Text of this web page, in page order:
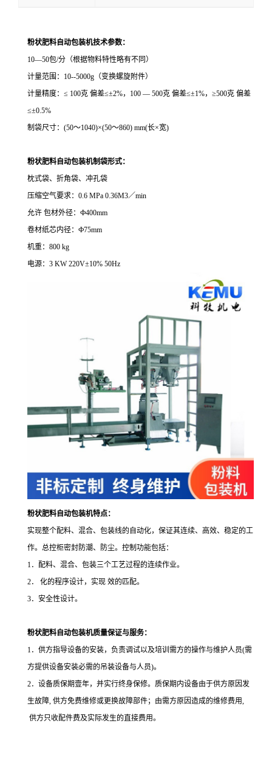
粉状肥料自动包装机技术参数：
10—50包/分（根据物料特性略有不同）
计量范围： 10--5000g （变换螺旋附件）
计量精度： ≤ 100克 偏差≤±2%， 100 — 500克 偏差≤±1%，≥500克 偏差
≤±0.5%
制袋尺寸： (50～1040)×(50～860) mm(长×宽)
粉状肥料自动包装机制袋形式：
枕式袋、折角袋、冲孔袋
压缩空气要求： 0.6 MPa 0.36M3／min
允许 包材外径： Ф400mm
卷材纸芯内径： Ф75mm
机重： 800 kg
电源： 3 KW 220V±10% 50Hz
粉状肥料自动包装机特点：
实现整个配料、混合、包装线的自动化，保证其连续、高效、稳定的工
作。总控柜密封防潮、防尘。控制功能包括：
1．配料、混合、包装三个工艺过程的连续作业。
2． 化的程序设计，实现 效的匹配。
3．安全性设计。
粉状肥料自动包装机质量保证与服务：
1．供方指导设备的安装，负责调试以及培训需方的操作与维护人员(需
方提供设备安装必需的吊装设备与人员)。
2．设备质保期壹年，并实行终身保修。质保期内设备由于供方原因发
生故障, 供方免费维修或更换故障部件；由需方原因造成的维修费用,
供方只收配件费及实际发生的直接费用。